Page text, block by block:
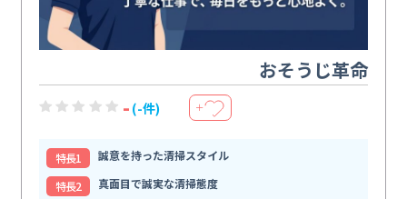
おそうじ革命
- (-件) ＋
特⻑1
誠意を持った清掃スタイル
特⻑2
真面目で誠実な清掃態度